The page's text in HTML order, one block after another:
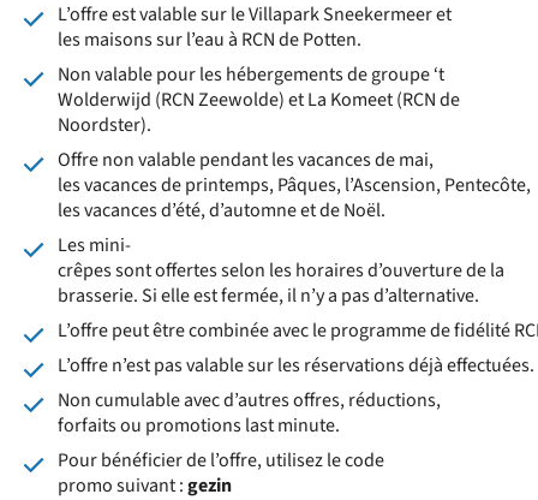
L’offre est valable sur le Villapark Sneekermeer et
les maisons sur l’eau à RCN de Potten.
Non valable pour les hébergements de groupe ‘t
Wolderwijd (RCN Zeewolde) et La Komeet (RCN de
Noordster).
Offre non valable pendant les vacances de mai,
les vacances de printemps, Pâques, l’Ascension, Pentecôte,
les vacances d’été, d’automne et de Noël.
Les mini-
crêpes sont offertes selon les horaires d’ouverture de la
brasserie. Si elle est fermée, il n’y a pas d’alternative.
L’offre peut être combinée avec le programme de fidélité
L’offre n’est pas valable sur les réservations déjà effectuées.
Non cumulable avec d’autres offres, réductions,
forfaits ou promotions last minute.
Pour bénéficier de l’offre, utilisez le code
promo suivant :gezin